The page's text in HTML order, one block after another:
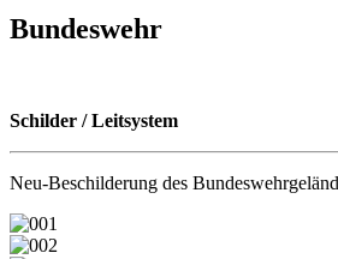
Bundeswehr
Schilder / Leitsystem
Neu-Beschilderung des